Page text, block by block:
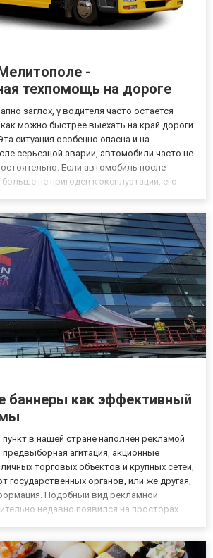
-
техпомощь на дороге
заглох, у водителя часто остается
можно быстрее выехать на край дороги
ситуация особенно опасна и на
серьезной аварии, автомобили часто не
Если автомобиль после
не пригоден к эксплуатации, его
баннеры как эффективный
в нашей стране наполнен рекламой
предвыборная агитация, акционные
торговых объектов и крупных сетей,
государственных органов, или же другая,
Подобный вид рекламной
недавно появился на просторах